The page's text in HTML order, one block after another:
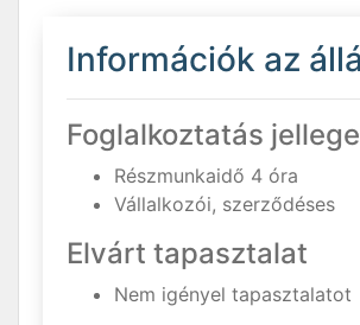
Információk az
Foglalkoztatás jellege
Részmunkaidő 4 óra
Vállalkozói, szerződéses
Elvárt tapasztalat
Nem igényel tapasztalatot